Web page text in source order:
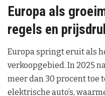
Europa als
regels en
Europa springt eruit als
verkoopgebied. In 2025
meer dan 30 procent toe
elektrische auto’s,